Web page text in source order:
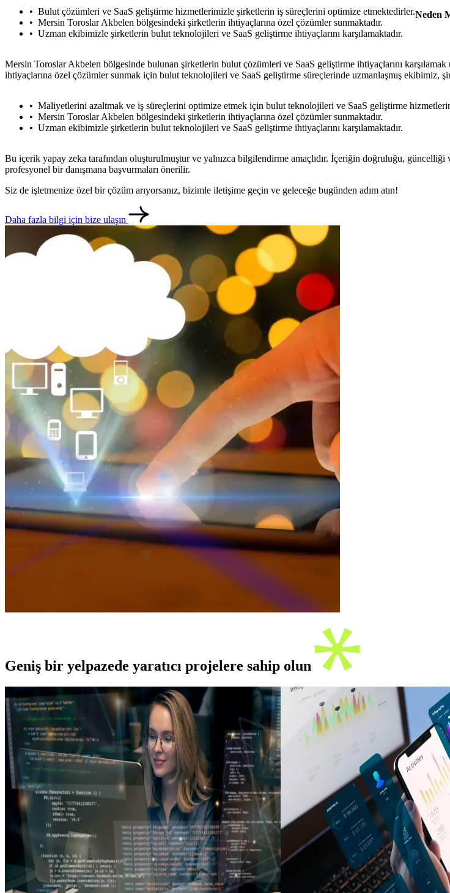
Bulut çözümleri ve SaaS geliştirme hizmetlerimizle şirketlerin iş süreçlerini optimize etmektedirler.
Mersin Toroslar Akbelen bölgesindeki şirketlerin ihtiyaçlarına özel çözümler sunmaktadır.
Uzman ekibimizle şirketlerin bulut teknolojileri ve SaaS geliştirme ihtiyaçlarını karşılamaktadır.
Neden
Mersin Toroslar Akbelen bölgesinde bulunan şirketlerin bulut çözümleri ve SaaS geliştirme ihtiyaçlarını
ihtiyaçlarına özel çözümler sunmak için bulut teknolojileri ve SaaS geliştirme süreçlerinde uzmanlaşmış ekibimiz,
Maliyetlerini azaltmak ve iş süreçlerini optimize etmek için bulut teknolojileri ve SaaS geliştirme
Mersin Toroslar Akbelen bölgesindeki şirketlerin ihtiyaçlarına özel çözümler sunmaktadır.
Uzman ekibimizle şirketlerin bulut teknolojileri ve SaaS geliştirme ihtiyaçlarını karşılamaktadır.
Bu içerik yapay zeka tarafından oluşturulmuştur ve yalnızca bilgilendirme amaçlıdır. İçeriğin doğruluğu,
profesyonel bir danışmana başvurmaları önerilir.
Siz de işletmenize özel bir çözüm arıyorsanız, bizimle iletişime geçin ve geleceğe bugünden adım atın!
Daha fazla bilgi için bize ulaşın
Geniş bir yelpazede yaratıcı projelere sahip olun